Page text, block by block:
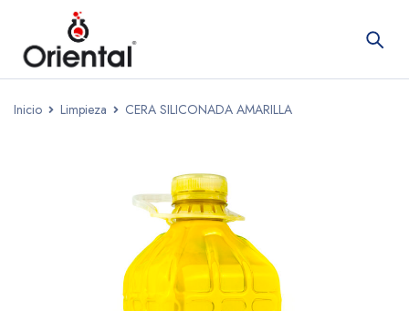
Inicio Limpieza CERA SILICONADA AMARILLA